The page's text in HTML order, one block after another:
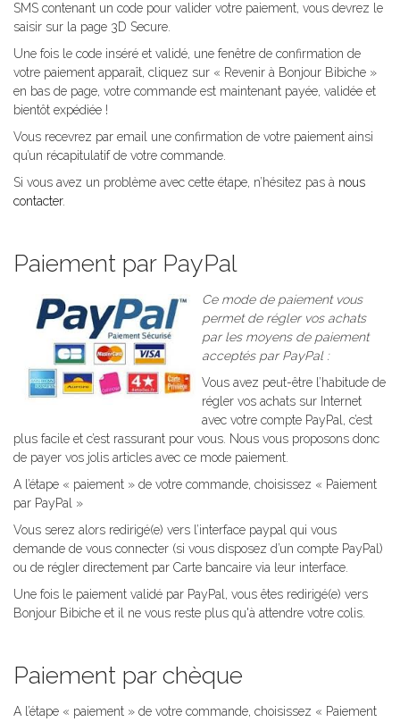
SMS contenant un code pour valider votre paiement, vous devrez le
saisir sur la page 3D Secure.
Une fois le code inséré et validé, une fenêtre de confirmation de
votre paiement apparaît, cliquez sur « Revenir à Bonjour Bibiche »
en bas de page, votre commande est maintenant payée, validée et
bientôt expédiée !
Vous recevrez par email une confirmation de votre paiement ainsi
qu’un récapitulatif de votre commande.
Si vous avez un problème avec cette étape, n’hésitez pas à nous
contacter.
Paiement par PayPal
Ce mode de paiement vous
permet de régler vos achats
par les moyens de paiement
acceptés par PayPal :
Vous avez peut-être l’habitude de
régler vos achats sur Internet
avec votre compte PayPal, c’est
plus facile et c’est rassurant pour vous. Nous vous proposons donc
de payer vos jolis articles avec ce mode paiement.
A l’étape « paiement » de votre commande, choisissez « Paiement
par PayPal »
Vous serez alors redirigé(e) vers l’interface paypal qui vous
demande de vous connecter (si vous disposez d’un compte PayPal)
ou de régler directement par Carte bancaire via leur interface.
Une fois le paiement validé par PayPal, vous êtes redirigé(e) vers
Bonjour Bibiche et il ne vous reste plus qu'à attendre votre colis.
Paiement par chèque
A l’étape « paiement » de votre commande, choisissez « Paiement